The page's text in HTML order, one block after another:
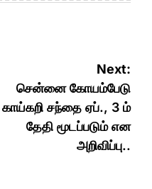
Next:
சென்னை கோயம்பேடு
காய்கறி சந்தை ஏப்., 3 ம்
தேதி மூடப்படும் என
அறிவிப்பு..